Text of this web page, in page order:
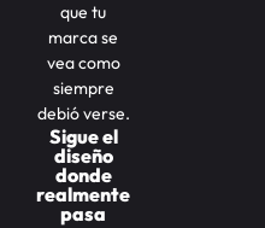
que tu
marca se
vea como
siempre
debió verse.
Sigue el
diseño
donde
realmente
pasa